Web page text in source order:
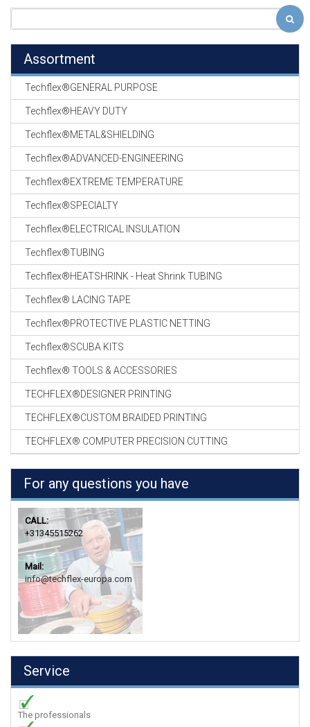
Assortment
Techflex®GENERAL PURPOSE
Techflex®HEAVY DUTY
Techflex®METAL&SHIELDING
Techflex®ADVANCED-ENGINEERING
Techflex®EXTREME TEMPERATURE
Techflex®SPECIALTY
Techflex®ELECTRICAL INSULATION
Techflex®TUBING
Techflex®HEATSHRINK - Heat Shrink TUBING
Techflex® LACING TAPE
Techflex®PROTECTIVE PLASTIC NETTING
Techflex®SCUBA KITS
Techflex® TOOLS & ACCESSORIES
TECHFLEX®DESIGNER PRINTING
TECHFLEX®CUSTOM BRAIDED PRINTING
TECHFLEX® COMPUTER PRECISION CUTTING
For any questions you have
CALL:
+31345515262
Mail:
info@techflex-europa.com
Service
The professionals